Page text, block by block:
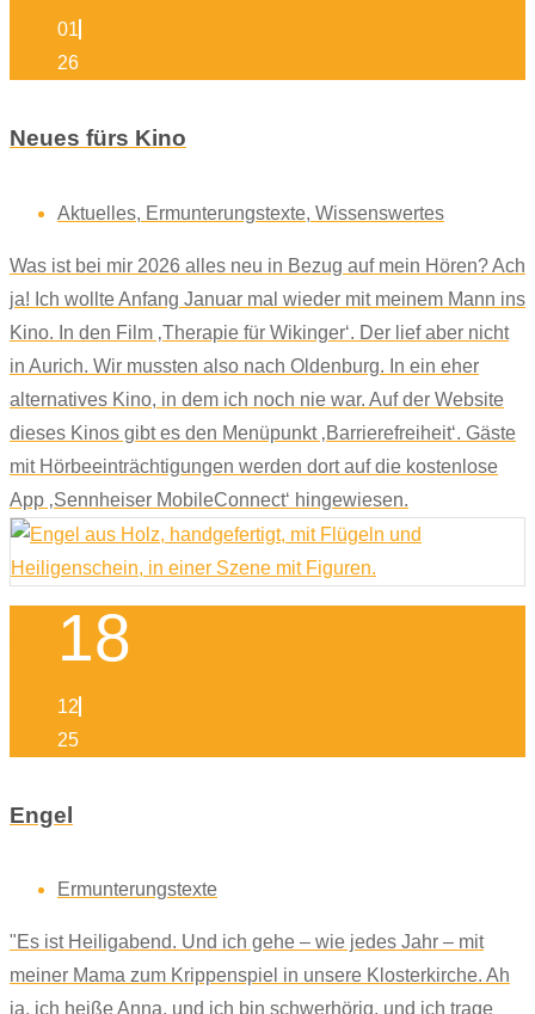
01
26
Neues fürs Kino
Aktuelles, Ermunterungstexte, Wissenswertes
Was ist bei mir 2026 alles neu in Bezug auf mein Hören? Ach
ja! Ich wollte Anfang Januar mal wieder mit meinem Mann ins
Kino. In den Film ‚Therapie für Wikinger‘. Der lief aber nicht
in Aurich. Wir mussten also nach Oldenburg. In ein eher
alternatives Kino, in dem ich noch nie war. Auf der Website
dieses Kinos gibt es den Menüpunkt ‚Barrierefreiheit‘. Gäste
mit Hörbeeinträchtigungen werden dort auf die kostenlose
App ‚Sennheiser MobileConnect‘ hingewiesen.
18
12
25
Engel
Ermunterungstexte
"Es ist Heiligabend. Und ich gehe – wie jedes Jahr – mit
meiner Mama zum Krippenspiel in unsere Klosterkirche. Ah
ja, ich heiße Anna, und ich bin schwerhörig, und ich trage